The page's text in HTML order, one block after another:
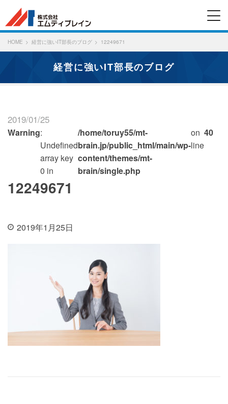
HOME 経営に強いIT部長のブログ 12249671
経営に強いIT部長のブログ
2019/01/25
Warning:
Undefined
array key
0 in
/home/toruy55/mt-
brain.jp/public_html/main/wp-
content/themes/mt-
brain/single.php
on
line
40
12249671
2019年1月25日